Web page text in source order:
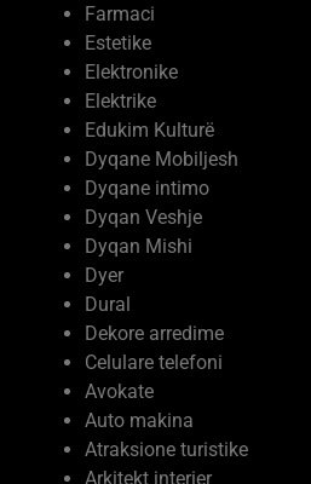
Estetike
Elektronike
Elektrike
Edukim Kulturë
Dyqane Mobiljesh
Dyqane intimo
Dyqan Veshje
Dyqan Mishi
Dyer
Dural
Dekore arredime
Celulare telefoni
Avokate
Auto makina
Atraksione turistike
Arkitekt interier
Argëtimi